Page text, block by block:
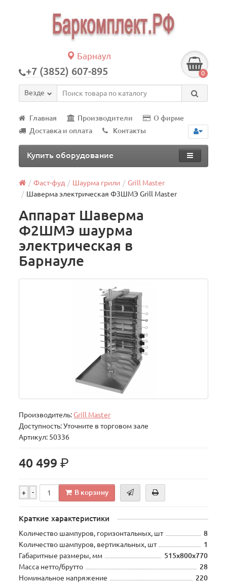
Барнаул
+7 (3852) 607-895 0
Везде
Главная Производители
О фирме
Доставка и оплата
Контакты
Купить оборудование
Фаст-фуд Шаурма грили
Grill Master
Шаверма электрическая Ф3ШМЭ Grill Master
Аппарат Шаверма
Ф2ШМЭ шаурма
электрическая в
Барнауле
Производитель: Grill Master
Доступность: Уточните в торговом зале
Артикул: 50336
40 499р.
+ - В корзину
Краткие характеристики
Количество шампуров, горизонтальных, шт
8
Количество шампуров, вертикальных, шт
1
Габаритные размеры, мм
515х800х770
Масса нетто/брутто
28
Номинальное напряжение
220